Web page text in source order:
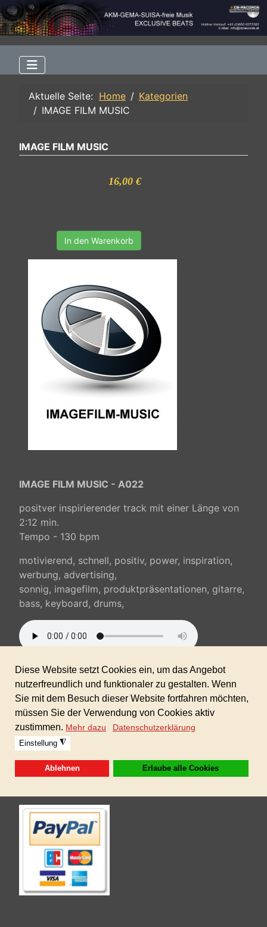
Aktuelle Seite: Home
Kategorien
IMAGE FILM MUSIC
IMAGE FILM MUSIC
16,00 €
In den Warenkorb
IMAGE FILM MUSIC - A022
positver inspirierender track mit einer Länge von
2:12 min.
Tempo - 130 bpm
motivierend, schnell, positiv, power, inspiration,
werbung, advertising,
sonnig, imagefilm, produktpräsentationen, gitarre,
bass, keyboard, drums,
Sofortdownload nach erhaltener Zahlung inkl.
gewerblicher Lizenz!
Zeitlich und räumlich unbegrenzt verwendbar.
(keine Folgekosten)
Warenkorb